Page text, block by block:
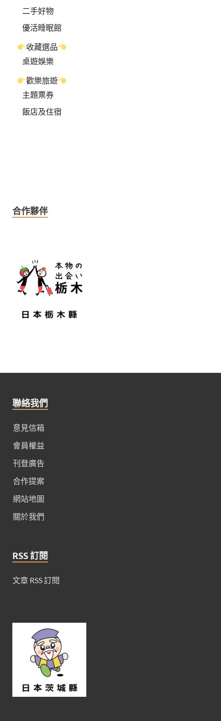
二手好物
優活睡眠館
收藏選品
桌遊娛樂
歡樂旅遊
主題票券
飯店及住宿
合作夥伴
聯絡我們
意見信箱
會員權益
刊登廣告
合作提案
網站地圖
關於我們
RSS 訂閱
文章 RSS 訂閱